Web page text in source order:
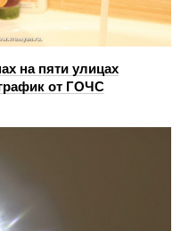
на пяти улицах
от ГОЧС